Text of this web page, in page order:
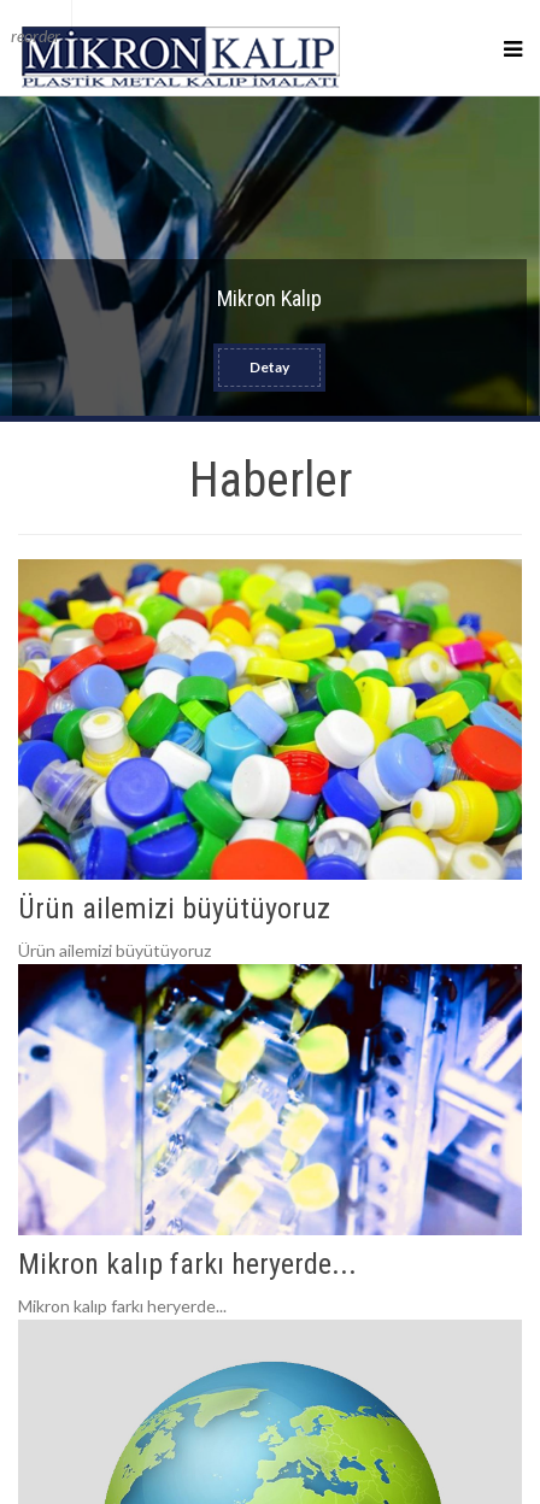
reorder
Mikron Kalıp
Detay
Haberler
Ürün ailemizi büyütüyoruz
Ürün ailemizi büyütüyoruz
Mikron kalıp farkı heryerde...
Mikron kalıp farkı heryerde...